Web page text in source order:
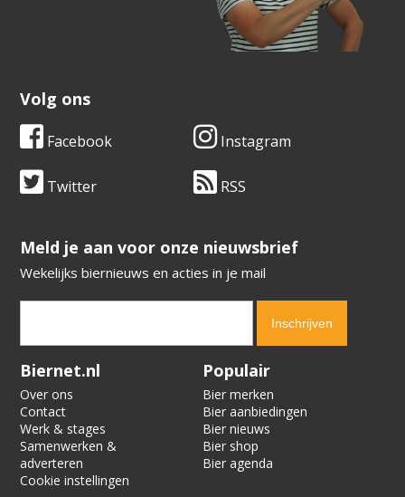
Volg ons
Facebook Instagram
Twitter RSS
​​​​​​​Meld je aan voor onze nieuwsbrief
Wekelijks biernieuws en acties in je mail
Verification code:
Biernet.nl
Over ons
Contact
Werk & stages
Samenwerken &
adverteren
Cookie instellingen
Populair
Bier merken
Bier aanbiedingen
Bier nieuws
Bier shop
Bier agenda